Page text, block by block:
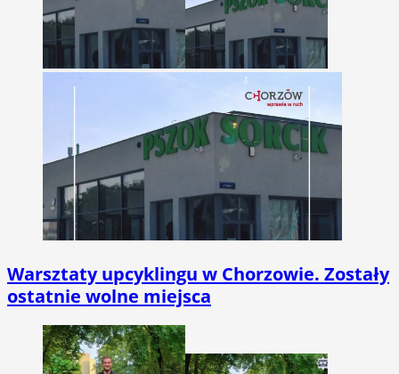
Warsztaty upcyklingu w Chorzowie. Zostały
ostatnie wolne miejsca